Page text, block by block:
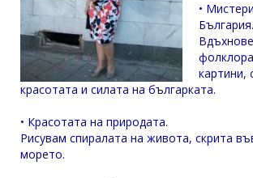
•
България.
картини,
красотата и силата на българката.
• Красотата на природата.
Рисувам спиралата на живота, скрита
морето.